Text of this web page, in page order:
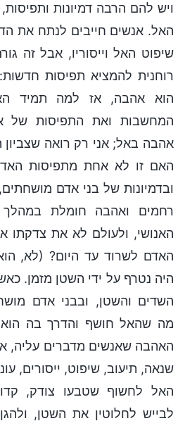
ויש להם הרבה דמיונות
האל. אנשים חייבים לנתח את
שיפוט האל וייסוריו, אבל זה
רוחנית להמציא תפיסות
הוא אהבה, אז למה תמיד
המחשבות ואת התפיסות של
אהבה באל; אני רק רואה שצביון
האם זו לא אחת מתפיסות
ובדמיונות של בני אדם
רחמים ואהבה חומלת
האנושי, ולעולם לא את צדקתו
האדם לשרוד עד היום? (לא,
היה נטרף על ידי השטן מזמן.
השדים והשטן, ובבני אדם
מה שהאל חושף והדרך בה
האהבה שאנשים מדברים עליה,
שנאה, תיעוב, שיפוט, ייסורים,
האל לחשוף שטבעו צודק,
לבייש לחלוטין את השטן,